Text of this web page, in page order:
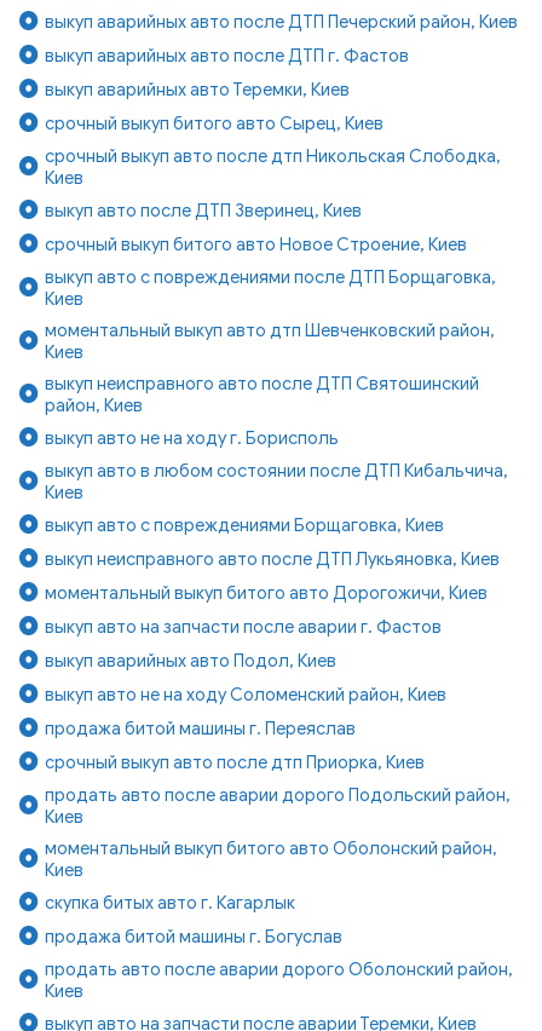
выкуп аварийных авто после ДТП Печерский район, Киев
выкуп аварийных авто после ДТП г. Фастов
выкуп аварийных авто Теремки, Киев
срочный выкуп битого авто Сырец, Киев
срочный выкуп авто после дтп Никольская Слободка,
Киев
выкуп авто после ДТП Зверинец, Киев
срочный выкуп битого авто Новое Строение, Киев
выкуп авто с повреждениями после ДТП Борщаговка,
Киев
моментальный выкуп авто дтп Шевченковский район,
Киев
выкуп неисправного авто после ДТП Святошинский
район, Киев
выкуп авто не на ходу г. Борисполь
выкуп авто в любом состоянии после ДТП Кибальчича,
Киев
выкуп авто с повреждениями Борщаговка, Киев
выкуп неисправного авто после ДТП Лукьяновка, Киев
моментальный выкуп битого авто Дорогожичи, Киев
выкуп авто на запчасти после аварии г. Фастов
выкуп аварийных авто Подол, Киев
выкуп авто не на ходу Соломенский район, Киев
продажа битой машины г. Переяслав
срочный выкуп авто после дтп Приорка, Киев
продать авто после аварии дорого Подольский район,
Киев
моментальный выкуп битого авто Оболонский район,
Киев
скупка битых авто г. Кагарлык
продажа битой машины г. Богуслав
продать авто после аварии дорого Оболонский район,
Киев
выкуп авто на запчасти после аварии Теремки, Киев